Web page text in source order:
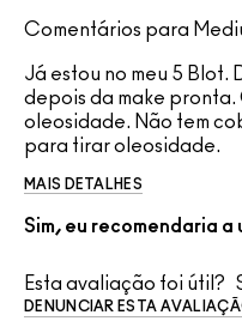
Comentários para
Já estou no meu 5 Blot.
depois da make pronta.
oleosidade. Não tem
para tirar oleosidade.
MAIS DETALHES
Sim, eu recomendaria a
Esta avaliação foi útil?
DENUNCIAR ESTA